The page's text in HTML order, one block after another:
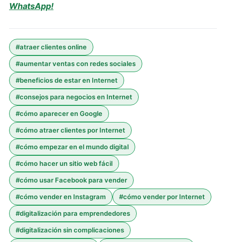
WhatsApp!
#atraer clientes online
#aumentar ventas con redes sociales
#beneficios de estar en Internet
#consejos para negocios en Internet
#cómo aparecer en Google
#cómo atraer clientes por Internet
#cómo empezar en el mundo digital
#cómo hacer un sitio web fácil
#cómo usar Facebook para vender
#cómo vender en Instagram #cómo vender por Internet
#digitalización para emprendedores
#digitalización sin complicaciones